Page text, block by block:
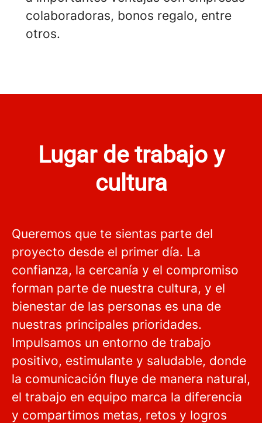
colaboradoras, bonos regalo, entre
otros.
Lugar de trabajo y
cultura
Queremos que te sientas parte del
proyecto desde el primer día. La
confianza, la cercanía y el compromiso
forman parte de nuestra cultura, y el
bienestar de las personas es una de
nuestras principales prioridades.
Impulsamos un entorno de trabajo
positivo, estimulante y saludable, donde
la comunicación fluye de manera natural,
el trabajo en equipo marca la diferencia
y compartimos metas, retos y logros